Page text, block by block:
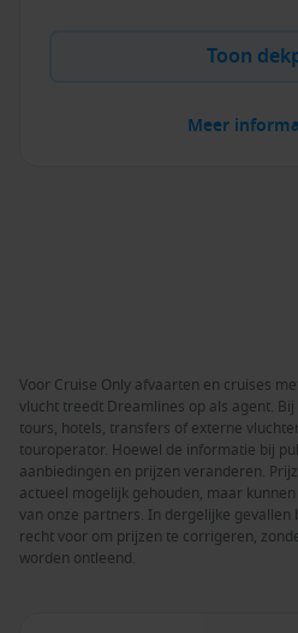
Toon
Meer
Voor Cruise Only afvaarten en cruises
vlucht treedt Dreamlines op als agent.
tours, hotels, transfers of externe
touroperator. Hoewel de informatie bij
aanbiedingen en prijzen veranderen.
actueel mogelijk gehouden, maar
van onze partners. In dergelijke
recht voor om prijzen te corrigeren,
worden ontleend.